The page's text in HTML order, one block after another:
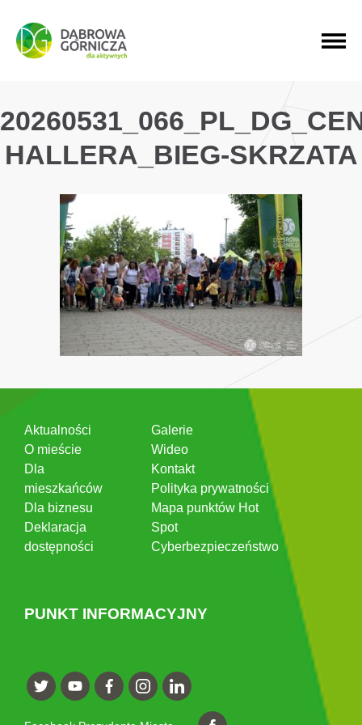
PRZEJDŹ DO MENU GŁÓWNEGO
PRZEJDŹ DO WYSZUKIWARKI
PRZEJDŹ DO TREŚCI
HALLERA_BIEG-SKRZATA
Aktualności
O mieście
Dla
mieszkańców
Dla biznesu
Deklaracja
dostępności
Galerie
Wideo
Kontakt
Polityka prywatności
Mapa punktów Hot
Spot
Cyberbezpieczeństwo
PUNKT INFORMACYJNY